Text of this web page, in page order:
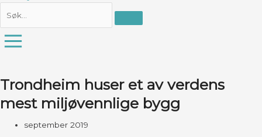
Trondheim huser et av verdens
mest miljøvennlige bygg
september 2019